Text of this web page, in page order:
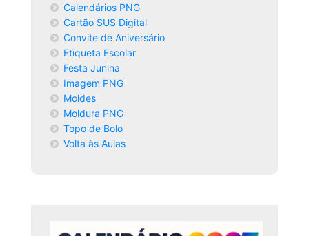
Calendários PNG
Cartão SUS Digital
Convite de Aniversário
Etiqueta Escolar
Festa Junina
Imagem PNG
Moldes
Moldura PNG
Topo de Bolo
Volta às Aulas